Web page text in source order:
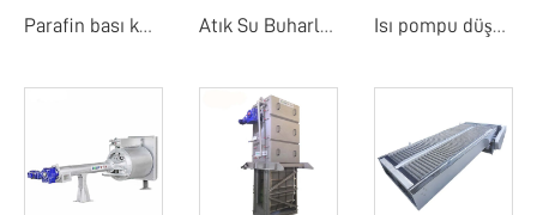
Parafin bası kurutucu Atık Su Buharlaştırıcı Isı pompu düşük sıcaklık bant kurutma makinesi